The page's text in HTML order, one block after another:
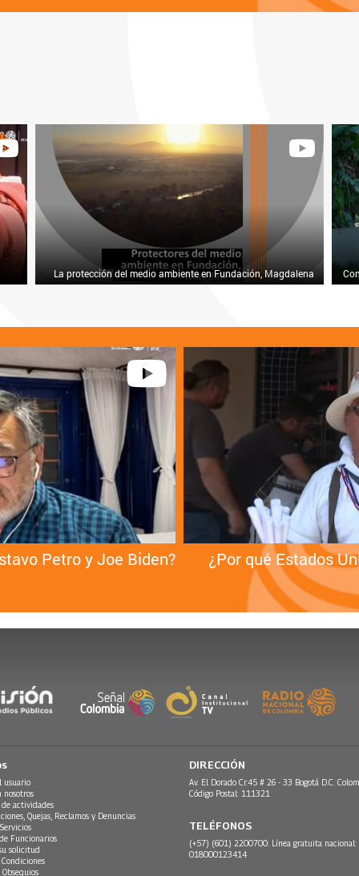
La protección del medio ambiente en Fundación, Magdalena
Petro y Joe Biden? ¿Por qué Estados
usuario
nosotros
actividades
Quejas, Reclamos y Denuncias
Funcionarios
solicitud
DIRECCIÓN
Av. El Dorado Cr.45 # 26 - 33 Bogotá D.C.
Código Postal: 111321
TELÉFONOS
(+57) (601) 2200700. Línea gratuita nacional:
018000123414